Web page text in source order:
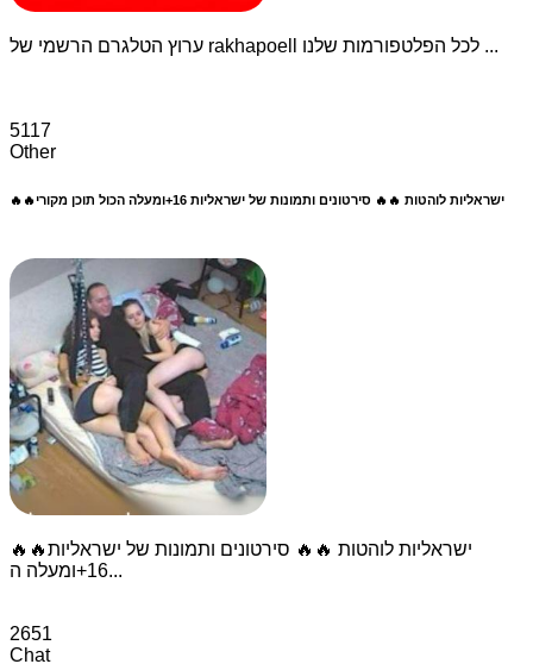
ערוץ הטלגרם הרשמי של rakhapoell לכל הפלטפורמות שלנו ...
5117
Other
🔥🔥ישראליות לוהטות 🔥🔥 סירטונים ותמונות של ישראליות 16+ומעלה הכול תוכן מקורי
🔥🔥ישראליות לוהטות 🔥🔥 סירטונים ותמונות של ישראליות
16+ומעלה ה...
2651
Chat